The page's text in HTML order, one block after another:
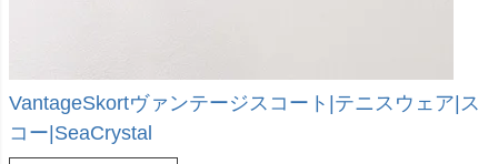
VantageSkortヴァンテージスコート|テニスウェア|ス
コー|SeaCrystal